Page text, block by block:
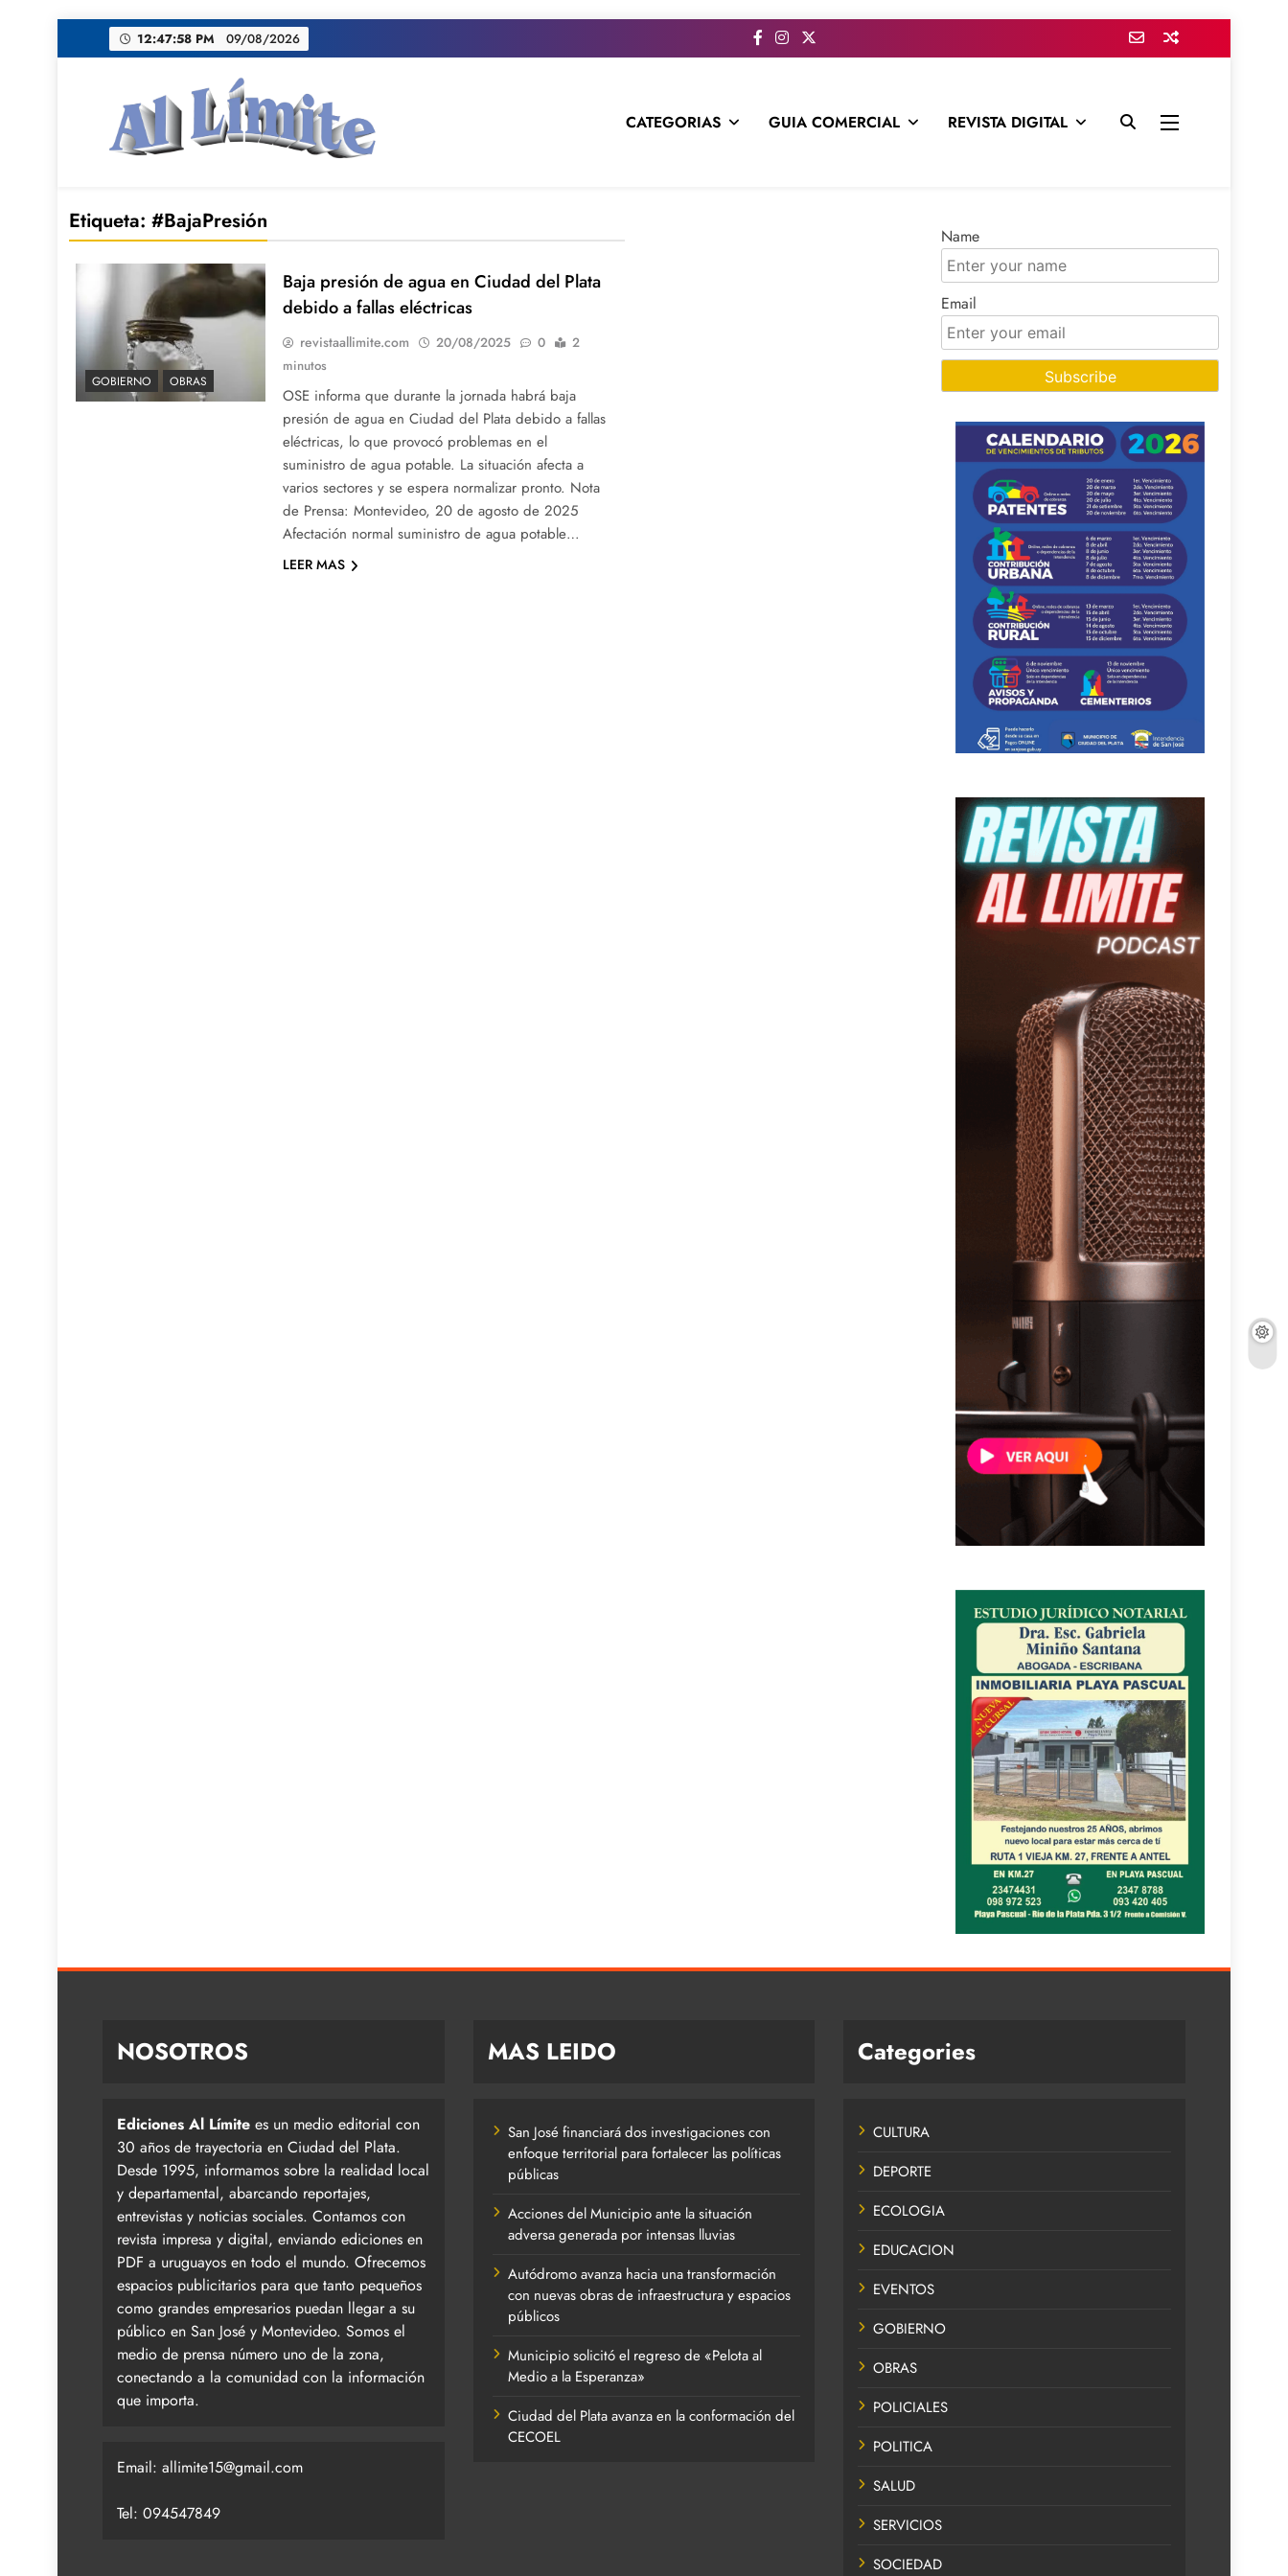
al
12:47:59 PM 09/08/2026
CATEGORIAS GUIA COMERCIAL REVISTA DIGITAL
Etiqueta: #BajaPresión
GOBIERNO OBRAS
Baja presión de agua en Ciudad del Plata
debido a fallas eléctricas
revistaallimite.com 20/08/2025 0
2
minutos
OSE informa que durante la jornada habrá baja
presión de agua en Ciudad del Plata debido a fallas
eléctricas, lo que provocó problemas en el
suministro de agua potable. La situación afecta a
varios sectores y se espera normalizar pronto. Nota
de Prensa: Montevideo, 20 de agosto de 2025
Afectación normal suministro de agua potable…
LEER MAS
Name
Email
NOSOTROS
Ediciones Al Límite es un medio editorial con
30 años de trayectoria en Ciudad del Plata.
Desde 1995, informamos sobre la realidad local
y departamental, abarcando reportajes,
entrevistas y noticias sociales. Contamos con
revista impresa y digital, enviando ediciones en
PDF a uruguayos en todo el mundo. Ofrecemos
espacios publicitarios para que tanto pequeños
como grandes empresarios puedan llegar a su
público en San José y Montevideo. Somos el
medio de prensa número uno de la zona,
conectando a la comunidad con la información
que importa.
Email: allimite15@gmail.com
Tel: 094547849
MAS LEIDO
San José financiará dos investigaciones con
enfoque territorial para fortalecer las políticas
públicas
Acciones del Municipio ante la situación
adversa generada por intensas lluvias
Autódromo avanza hacia una transformación
con nuevas obras de infraestructura y espacios
públicos
Municipio solicitó el regreso de «Pelota al
Medio a la Esperanza»
Ciudad del Plata avanza en la conformación del
CECOEL
Categories
CULTURA
DEPORTE
ECOLOGIA
EDUCACION
EVENTOS
GOBIERNO
OBRAS
POLICIALES
POLITICA
SALUD
SERVICIOS
SOCIEDAD